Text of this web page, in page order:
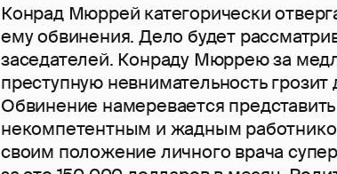
Конрад Мюррей категорически
ему обвинения. Дело будет
заседателей. Конраду Мюррею за
преступную невнимательность
Обвинение намеревается
некомпетентным и жадным
своим положение личного врача